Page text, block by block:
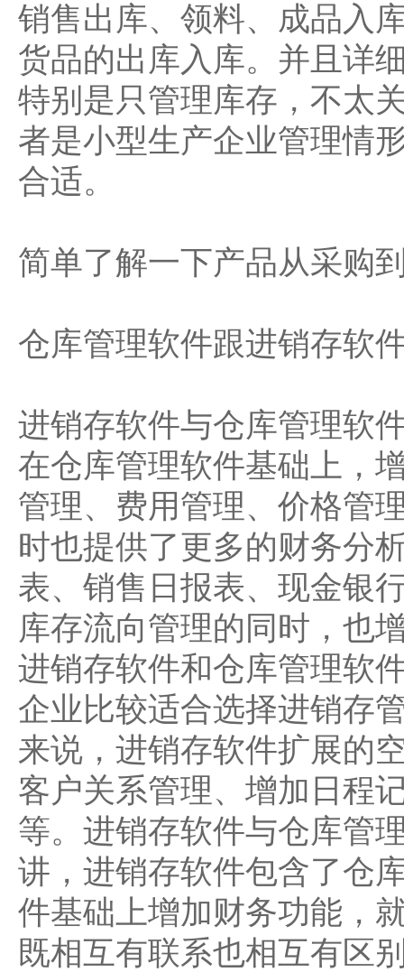
销售出库、领料、成品入
货品的出库入库。并且详
特别是只管理库存，不太
者是小型生产企业管理情
合适。
简单了解一下产品从采购
仓库管理软件跟进销存软
进销存软件与仓库管理软
在仓库管理软件基础上，
管理、费用管理、价格管
时也提供了更多的财务分
表、销售日报表、现金银
库存流向管理的同时，也
进销存软件和仓库管理软
企业比较适合选择进销存
来说，进销存软件扩展的
客户关系管理、增加日程
等。进销存软件与仓库管
讲，进销存软件包含了仓
件基础上增加财务功能，
既相互有联系也相互有区